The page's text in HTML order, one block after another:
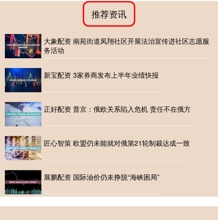
推荐资讯
大象配资 南苑街道凤翔社区开展法治宣传进社区志愿服
务活动
新宝配资 3家券商发布上半年业绩快报
正好配资 普京：俄欧关系陷入危机 责任不在俄方
匠心智策 欧盟仍未能就对俄第21轮制裁达成一致
展鹏配资 国际油价仍未挣脱“海峡困局”